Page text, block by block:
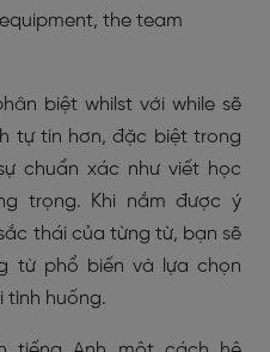
the team
biệt whilst với while sẽ
tự tin hơn, đặc biệt trong
chuẩn xác như viết học
trọng. Khi nắm được ý
thái của từng từ, bạn sẽ
từ phổ biến và lựa chọn
tình huống.